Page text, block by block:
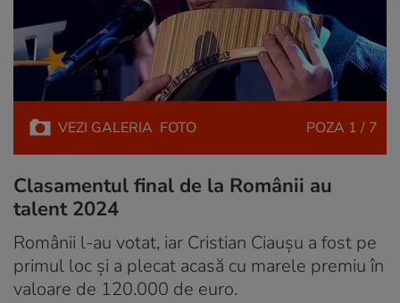
VEZI GALERIA FOTO POZA 1 / 7
Clasamentul final de la Românii au
talent 2024
Românii l-au votat, iar Cristian Ciaușu a fost pe
primul loc și a plecat acasă cu marele premiu în
valoare de 120.000 de euro.